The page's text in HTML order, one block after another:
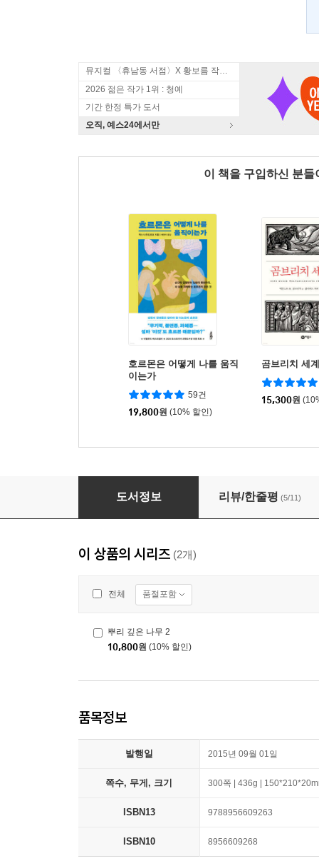
뮤지컬 〈휴남동 서점〉X 황보름 작가 북토크
2026 젊은 작가 1위 : 청예
기간 한정 특가 도서
오직, 예스24에서만
이 책을 구입하신 분
호르몬은 어떻게 나를 움직
이는가
59건
19,800원 (10% 할인)
곰브리치 세
15,300원
뿌리 깊은 나무 1
도서정보 리뷰/한줄평 (5/11)
이 상품의 시리즈 (2개)
전체 품절포함
뿌리 깊은 나무 2
10,800원 (10% 할인)
품목정보
발행일 2015년 09월 01일
쪽수, 무게, 크기 300쪽 | 436g |
ISBN13 9788956609263
ISBN10 8956609268